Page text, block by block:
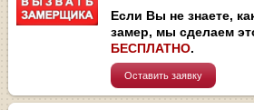
Если Вы не знаете,
замер, мы сделаем
БЕСПЛАТНО.
Оставить заявку